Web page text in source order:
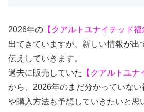
2026年の 【クアルトユナイテッド福
出てきていますが、新しい情報が出
伝えしていきます。
過去に販売していた
【クアルトユナ
から、2026年のまだ分かっていない
や購入方法も予想していきたいと思